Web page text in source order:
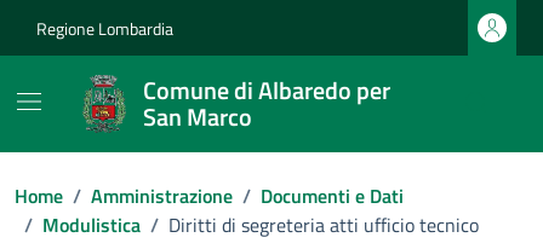
Regione Lombardia
Comune di Albaredo per
San Marco
Home / Amministrazione / Documenti e Dati
/ Modulistica / Diritti di segreteria atti ufficio tecnico